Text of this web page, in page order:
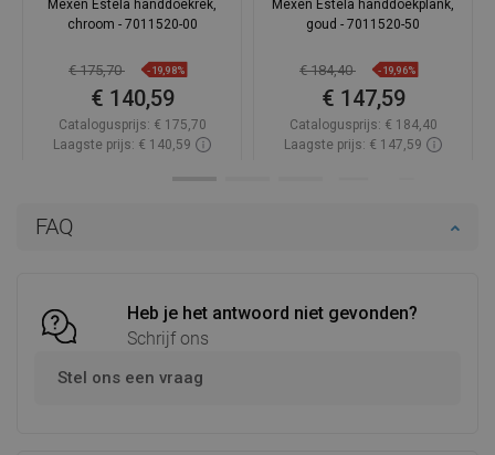
FAQ
Heb je het antwoord niet gevonden?
Schrijf ons
Stel ons een vraag
Mexen Estela handdoekrek,
chroom - 7011520-00
€ 175,70 -19,98%
€ 140,59
Catalogusprijs: € 175,70
Laagste prijs: € 140,59
Mexen Estela handdoekplank,
goud - 7011520-50
€ 184,40 -19,96%
€ 147,59
Catalogusprijs: € 184,40
Laagste prijs: € 147,59